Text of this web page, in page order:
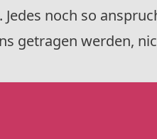
noch so
getragen werden,